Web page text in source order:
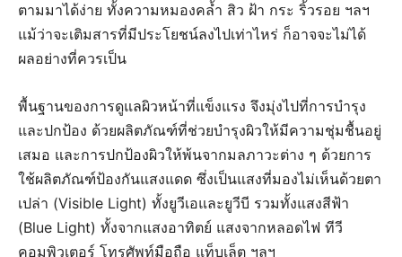
ตามมาได้ง่าย ทั้งความหมองคล้ำ สิว ฝ้า กระ ริ้วรอย ฯลฯ
แม้ว่าจะเติมสารที่มีประโยชน์ลงไปเท่าไหร่ ก็อาจจะไม่ได้
ผลอย่างที่ควรเป็น
พื้นฐานของการดูแลผิวหน้าที่แข็งแรง จึงมุ่งไปที่การบำรุง
และปกป้อง ด้วยผลิตภัณฑ์ที่ช่วยบำรุงผิวให้มีความชุ่มชื้นอยู่
เสมอ และการปกป้องผิวให้พ้นจากมลภาวะต่าง ๆ ด้วยการ
ใช้ผลิตภัณฑ์ป้องกันแสงแดด ซึ่งเป็นแสงที่มองไม่เห็นด้วยตา
เปล่า (Visible Light) ทั้งยูวีเอและยูวีบี รวมทั้งแสงสีฟ้า
(Blue Light) ทั้งจากแสงอาทิตย์ แสงจากหลอดไฟ ทีวี
คอมพิวเตอร์ โทรศัพท์มือถือ แท็บเล็ต ฯลฯ